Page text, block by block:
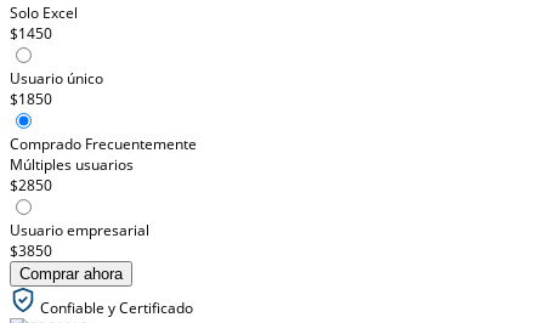
Solo Excel
$1450
Usuario único
$1850
Comprado Frecuentemente
Múltiples usuarios
$2850
Usuario empresarial
$3850
Comprar ahora
Confiable y Certificado